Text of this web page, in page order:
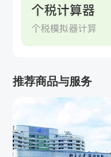
推荐商品与服务